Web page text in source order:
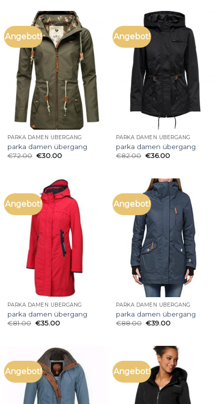
Angebot!
PARKA DAMEN ÜBERGANG
parka damen übergang
€72.00 €30.00
Angebot!
PARKA DAMEN ÜBERGANG
parka damen übergang
€82.00 €36.00
Angebot!
PARKA DAMEN ÜBERGANG
parka damen übergang
€81.00 €35.00
Angebot!
PARKA DAMEN ÜBERGANG
parka damen übergang
€88.00 €39.00
Angebot! Angebot!